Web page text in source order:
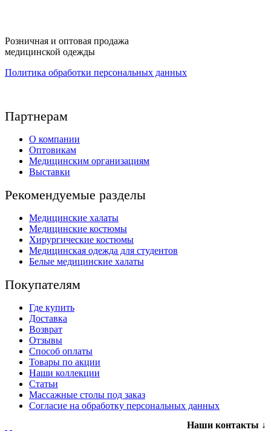
Розничная и оптовая продажа
медицинской одежды
Политика обработки персональных данных
Партнерам
О компании
Оптовикам
Медицинским организациям
Выставки
Рекомендуемые разделы
Медицинские халаты
Медицинские костюмы
Хирургические костюмы
Медицинская одежда для студентов
Белые медицинские халаты
Покупателям
Где купить
Доставка
Возврат
Отзывы
Способ оплаты
Товары по акции
Наши коллекции
Статьи
Массажные столы под заказ
Согласие на обработку персональных данных
Наши контакты ↓